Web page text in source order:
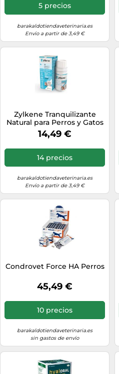
5 precios
barakaldotiendaveterinaria.es
Envío a partir de 3,49 €
Zylkene Tranquilizante
Natural para Perros y Gatos
75 mg - 30 cápsulas - Perros
y Gatos hasta 10 kg
14,49 €
14 precios
barakaldotiendaveterinaria.es
Envío a partir de 3,49 €
Condrovet Force HA Perros
45,49 €
10 precios
barakaldotiendaveterinaria.es
sin gastos de envío